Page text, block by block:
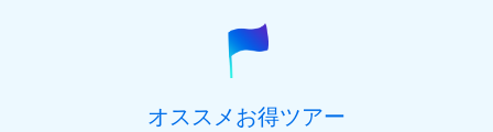
オススメお得ツアー